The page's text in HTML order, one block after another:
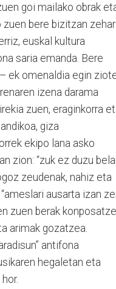
goi mailako obrak
bere bizitzan zehar:
euskal kultura
saria emanda. Bere
ek omenaldia egin
izena darama
zuen, eraginkorra
giza
ekipo lana asko
zion: “zuk ez duzu
zeudenak, nahiz eta
ausarta izan
zuen berak
arimak gozatzea.
antifona
hegaletan eta